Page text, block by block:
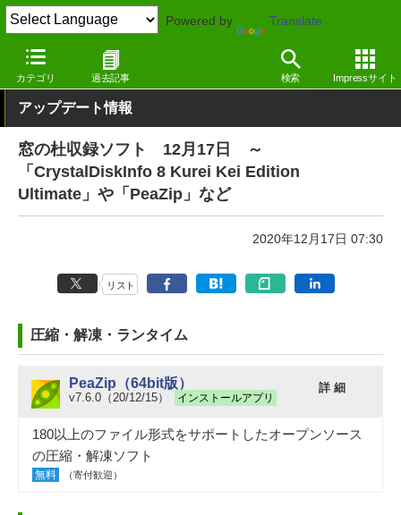
Powered by Translate
カテゴリ 過去記事 検索 Impressサイト
窓の杜 その他の話題 アップデート
アップデート情報
窓の杜収録ソフト 12月17日 ～
「CrystalDiskInfo 8 Kurei Kei Edition
Ultimate」や「PeaZip」など
2020年12月17日 07:30
リスト
圧縮・解凍・ランタイム
PeaZip（64bit版）
v7.6.0（20/12/15） インストールアプリ
詳 細
180以上のファイル形式をサポートしたオープンソース
の圧縮・解凍ソフト
無料 （寄付歓迎）